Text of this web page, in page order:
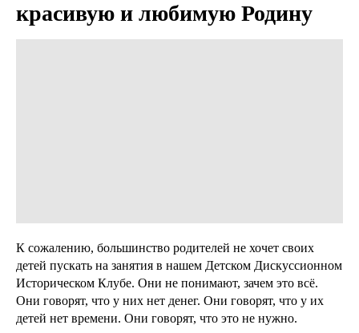
красивую и любимую Родину
К сожалению, большинство родителей не хочет своих
детей пускать на занятия в нашем Детском Дискуссионном
Историческом Клубе. Они не понимают, зачем это всё.
Они говорят, что у них нет денег. Они говорят, что у их
детей нет времени. Они говорят, что это не нужно.